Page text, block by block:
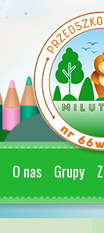
O nas Grupy